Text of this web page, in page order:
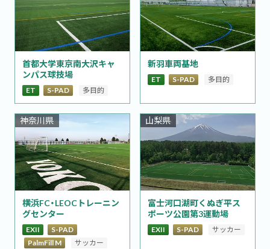
首都大学東京南大沢キャ
ンパス球技場
ET S-PAD 多目的
新羽車両基地
ET S-PAD 多目的
横浜FC・LEOCトレーニン
グセンター
神奈川県
EXII
S-PAD
PalmFill M
サッカー
富士河口湖町くぬぎ平ス
ポーツ公園第3運動場
山梨県
EXII S-PAD サッカー